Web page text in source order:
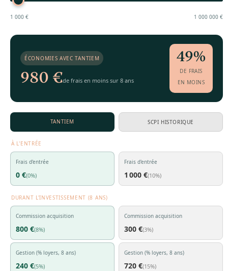
1 000 € 1 000 000 €
ÉCONOMIES AVEC TANTIEM
980 €de frais en moins sur 8 ans
49%
DE FRAIS
EN MOINS
TANTIEM SCPI HISTORIQUE
À L'ENTRÉE
Frais d'entrée
0 €(0%)
Frais d'entrée
1 000 €(10%)
DURANT L'INVESTISSEMENT (8 ANS)
Commission acquisition
800 €(8%)
Commission acquisition
300 €(3%)
Gestion (% loyers, 8 ans)
240 €(5%)
Gestion (% loyers, 8 ans)
720 €(15%)